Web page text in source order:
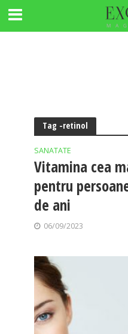
Tag -retinol
SANATATE
Vitamina cea
pentru
de ani
06/09/2023